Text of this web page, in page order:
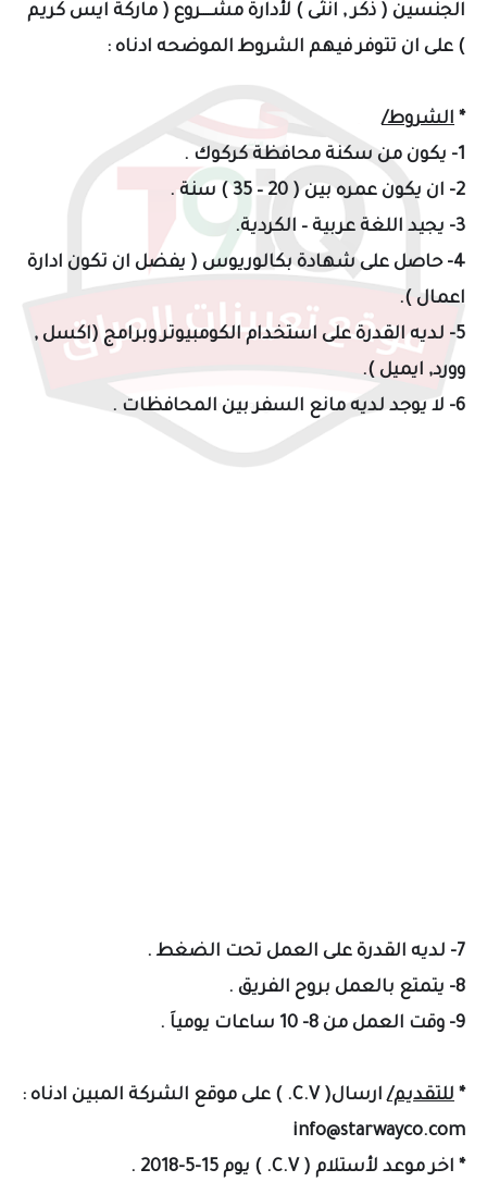
الجنسين ( ذكر , انثى ) لأدارة مشـــــروع ( ماركة ايس كريم
) على ان تتوفر فيهم الشروط الموضحه ادناه :
* الشروط/
1- يكون من سكنة محافظة كركوك .
2- ان يكون عمره بين ( 20 – 35 ) سنة .
3- يجيد اللغة عربية – الكردية.
4- حاصل على شهادة بكالوريوس ( يفضل ان تكون ادارة
اعمال ).
5- لديه القدرة على استخدام الكومبيوتر وبرامج (اكسل ,
وورد, ايميل ).
6- لا يوجد لديه مانع السفر بين المحافظات .
7- لديه القدرة على العمل تحت الضغط .
8- يتمتع بالعمل بروح الفريق .
9- وقت العمل من 8- 10 ساعات يومياَ .
* للتقديم/ارسال( C.V. ) على موقع الشركة المبين ادناه :
info@starwayco.com
* اخر موعد لأستلام ( C.V. ) يوم 15-5-2018 .